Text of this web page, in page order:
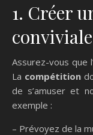
1. Créer
conviviale
Assurez-vous que
La compétition
de s’amuser et
exemple :
– Prévoyez de la